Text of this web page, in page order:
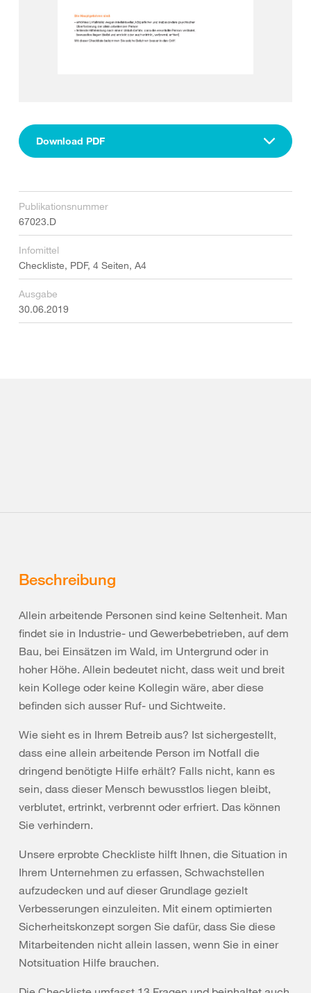
Download PDF
Publikationsnummer
67023.D
Infomittel
Checkliste, PDF, 4 Seiten, A4
Ausgabe
30.06.2019
Beschreibung
Allein arbeitende Personen sind keine Seltenheit. Man
findet sie in Industrie- und Gewerbebetrieben, auf dem
Bau, bei Einsätzen im Wald, im Untergrund oder in
hoher Höhe. Allein bedeutet nicht, dass weit und breit
kein Kollege oder keine Kollegin wäre, aber diese
befinden sich ausser Ruf- und Sichtweite.
Wie sieht es in Ihrem Betreib aus? Ist sichergestellt,
dass eine allein arbeitende Person im Notfall die
dringend benötigte Hilfe erhält? Falls nicht, kann es
sein, dass dieser Mensch bewusstlos liegen bleibt,
verblutet, ertrinkt, verbrennt oder erfriert. Das können
Sie verhindern.
Unsere erprobte Checkliste hilft Ihnen, die Situation in
Ihrem Unternehmen zu erfassen, Schwachstellen
aufzudecken und auf dieser Grundlage gezielt
Verbesserungen einzuleiten. Mit einem optimierten
Sicherheitskonzept sorgen Sie dafür, dass Sie diese
Mitarbeitenden nicht allein lassen, wenn Sie in einer
Notsituation Hilfe brauchen.